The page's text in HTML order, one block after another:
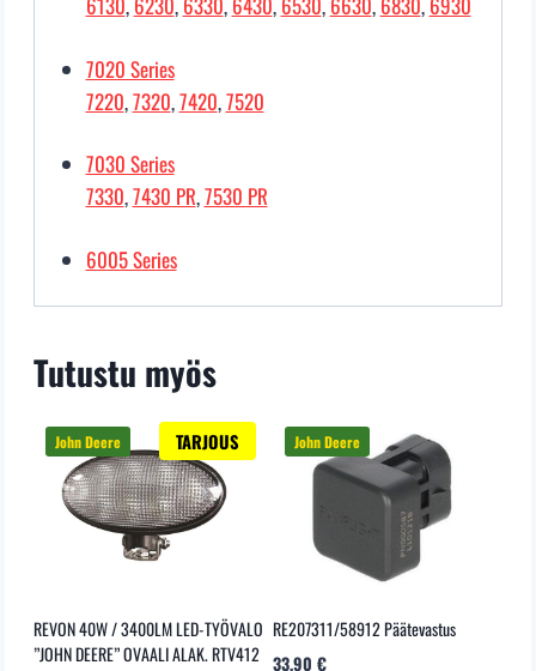
7020 Series
7220,7320,7420,7520
7030 Series
7330,7430 PR,7530 PR
6005 Series
Tutustu myös
TARJOUS
REVON 40W / 3400LM LED-TYÖVALO
”JOHN DEERE” OVAALI ALAK. RTV412
RE207311/58912 Päätevastus
33,90 €